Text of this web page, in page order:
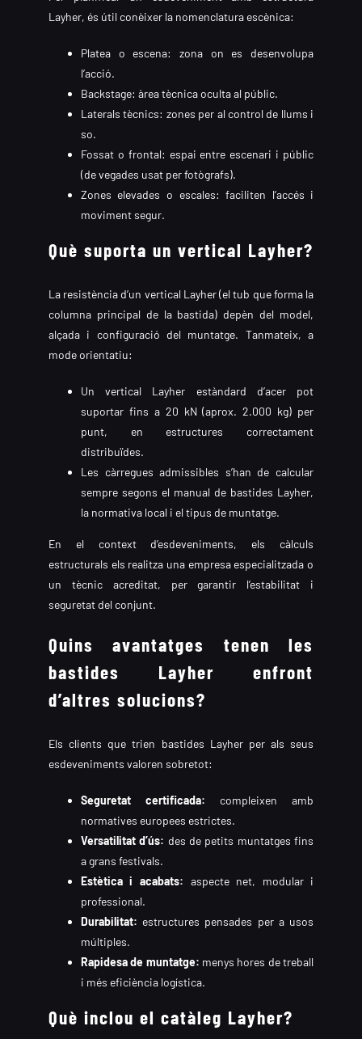
Layher, és útil conèixer la nomenclatura escènica:
Platea o escena: zona on es desenvolupa
l’acció.
Backstage: àrea tècnica oculta al públic.
Laterals tècnics: zones per al control de llums i
so.
Fossat o frontal: espai entre escenari i públic
(de vegades usat per fotògrafs).
Zones elevades o escales: faciliten l’accés i
moviment segur.
Què suporta un vertical Layher?
La resistència d’un vertical Layher (el tub que forma la
columna principal de la bastida) depèn del model,
alçada i configuració del muntatge. Tanmateix, a
mode orientatiu:
Un vertical Layher estàndard d’acer pot
suportar fins a 20 kN (aprox. 2.000 kg) per
punt, en estructures correctament
distribuïdes.
Les càrregues admissibles s’han de calcular
sempre segons el manual de bastides Layher,
la normativa local i el tipus de muntatge.
En el context d’esdeveniments, els càlculs
estructurals els realitza una empresa especialitzada o
un tècnic acreditat, per garantir l’estabilitat i
seguretat del conjunt.
Quins avantatges tenen les
bastides Layher enfront
d’altres solucions?
Els clients que trien bastides Layher per als seus
esdeveniments valoren sobretot:
Seguretat certificada: compleixen amb
normatives europees estrictes.
Versatilitat d’ús: des de petits muntatges fins
a grans festivals.
Estètica i acabats: aspecte net, modular i
professional.
Durabilitat: estructures pensades per a usos
múltiples.
Rapidesa de muntatge: menys hores de treball
i més eficiència logística.
Què inclou el catàleg Layher?